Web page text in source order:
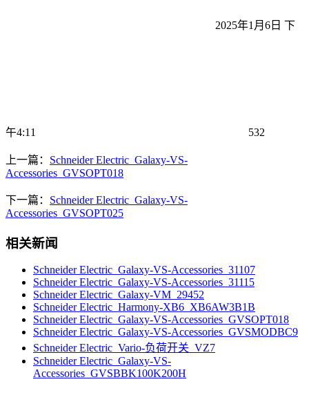
2025年1月6日 下
午4:11 532
上一篇： Schneider Electric_Galaxy-VS-
Accessories_GVSOPT018
下一篇： Schneider Electric_Galaxy-VS-
Accessories_GVSOPT025
相关新闻
Schneider Electric_Galaxy-VS-Accessories_31107
Schneider Electric_Galaxy-VS-Accessories_31115
Schneider Electric_Galaxy-VM_29452
Schneider Electric_Harmony-XB6_XB6AW3B1B
Schneider Electric_Galaxy-VS-Accessories_GVSOPT018
Schneider Electric_Galaxy-VS-Accessories_GVSMODBC9
Schneider Electric_Vario-负荷开关_VZ7
Schneider Electric_Galaxy-VS-
Accessories_GVSBBK100K200H